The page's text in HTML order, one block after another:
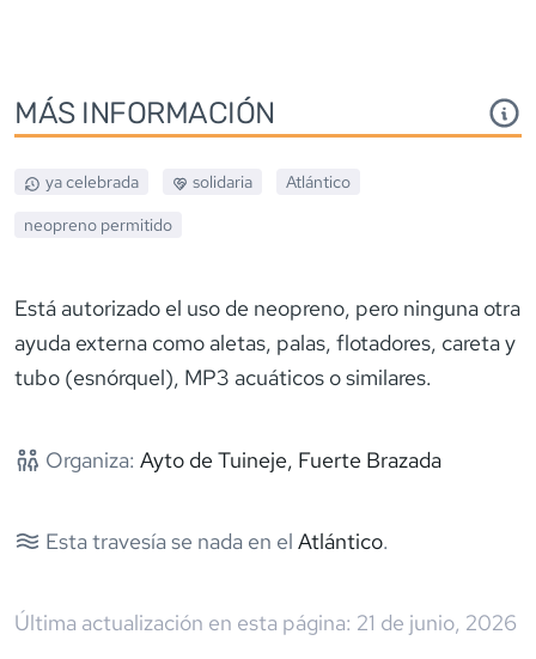
MÁS INFORMACIÓN
ya celebrada solidaria
Atlántico
neopreno permitido
Está autorizado el uso de neopreno, pero ninguna otra
ayuda externa como aletas, palas, flotadores, careta y
tubo (esnórquel), MP3 acuáticos o similares.
Organiza: Ayto de Tuineje, Fuerte Brazada
Esta travesía se nada en el Atlántico.
Última actualización en esta página: 21 de junio, 2026